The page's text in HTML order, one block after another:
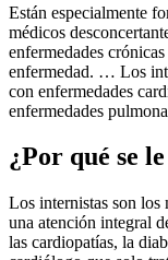
Están especialmente
médicos
enfermedades
enfermedad. … Los
con enfermedades
enfermedades
¿Por qué se
Los internistas son los
una atención integral
las cardiopatías, la